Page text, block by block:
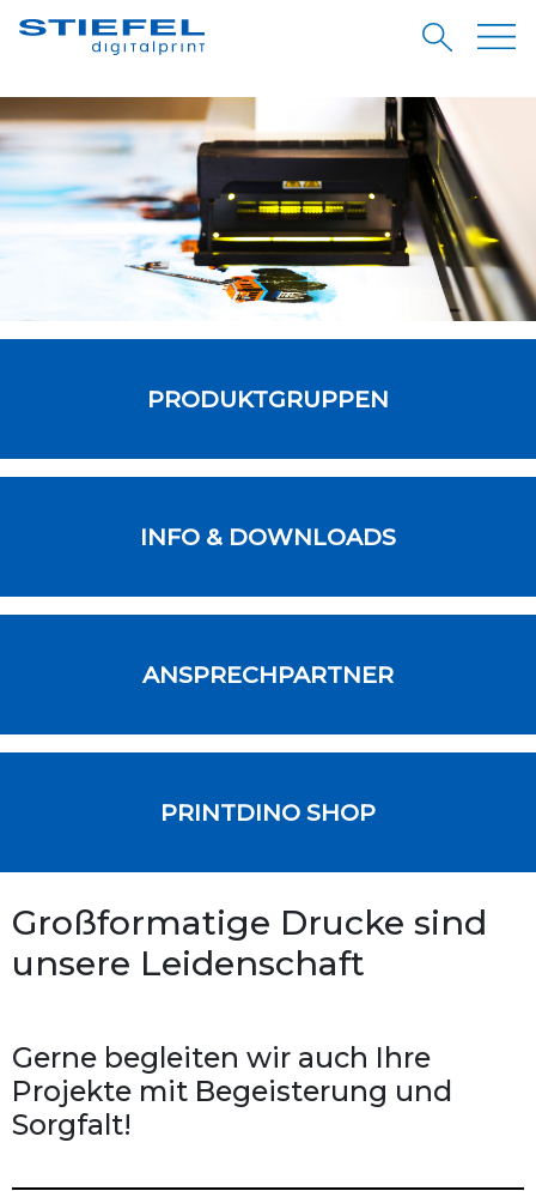
PRODUKTGRUPPEN
INFO & DOWNLOADS
ANSPRECHPARTNER
PRINTDINO SHOP
Großformatige Drucke sind
unsere Leidenschaft
Gerne begleiten wir auch Ihre
Projekte mit Begeisterung und
Sorgfalt!